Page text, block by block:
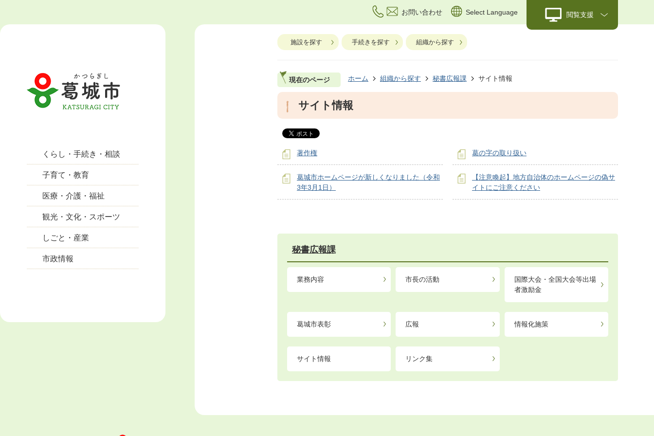
お問い合わせ Select Language 閲覧支援
くらし・手続き・相談
子育て・教育
医療・介護・福祉
観光・文化・スポーツ
しごと・産業
市政情報
施設を探す 手続きを探す 組織から探す
現在のページ ホーム 組織から探す 秘書広報課 サイト情報
サイト情報
著作権 葛の字の取り扱い
葛城市ホームページが新しくなりました（令和
3年3月1日）
【注意喚起】地方自治体のホームページの偽サ
イトにご注意ください
秘書広報課
業務内容 市長の活動
国際大会・全国大会等出場
者激励金
葛城市表彰 広報 情報化施策
サイト情報 リンク集